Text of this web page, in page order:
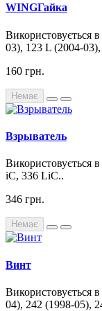
WINGГайка
Використовується
03), 123 L (2004-
160 грн.
Немає
Взрыватель
Використовується
iC, 336 LiC..
346 грн.
Немає
Винт
Використовується
04), 242 (1998-05),